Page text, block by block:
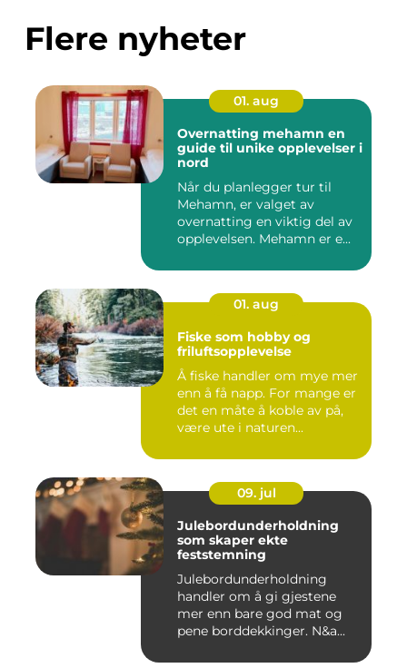
Flere nyheter
01. aug
Overnatting mehamn en
guide til unike opplevelser i
nord
Når du planlegger tur til
Mehamn, er valget av
overnatting en viktig del av
opplevelsen. Mehamn er e...
01. aug
Fiske som hobby og
friluftsopplevelse
Å fiske handler om mye mer
enn å få napp. For mange er
det en måte å koble av på,
være ute i naturen...
09. jul
Julebordunderholdning
som skaper ekte
feststemning
Julebordunderholdning
handler om å gi gjestene
mer enn bare god mat og
pene borddekkinger. N&a...